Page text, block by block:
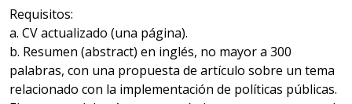
Requisitos:
a. CV actualizado (una página).
b. Resumen (abstract) en inglés, no mayor a 300
palabras, con una propuesta de artículo sobre un tema
relacionado con la implementación de políticas públicas.